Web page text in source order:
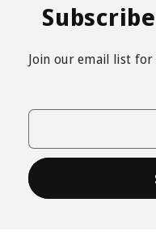
Join our email list